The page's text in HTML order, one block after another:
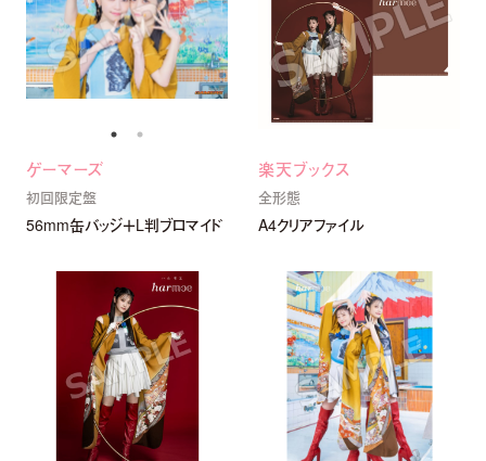
ゲーマーズ
初回限定盤
56mm缶バッジ＋L判ブロマイド
楽天ブックス
全形態
A4クリアファイル